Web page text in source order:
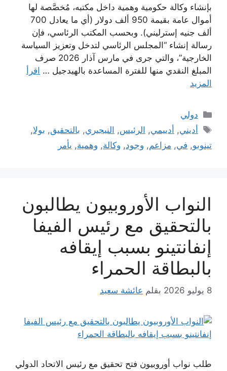
بإنشاء وكالة حكومية وهمية داخل مكتبه، مُخصَّصة لها
أموال عامة بقيمة 950 ألف دولار (أي ما يعادل 700
ألف جنيه إسترليني). وبحسب المكتب الرئاسي، فإن
رسالة إنشاء “المجلس الرئاسي لتدخل وتعزيز السياسة
الخارجية”، والتي جرى في مارس آذار 2026 صرف
المبلغ النقدي منها للفترة المساعدة بالهيدجيل … اقرأ
المزيد
التصنيفات
دولي
الوسوم
أديني, أدييمي, الرئيس, النيجيري, بالتحقيق, بولا,
تينوبو, في, مزاعم, وجود, وكالة, وهمية, يأمر
النواب الأوروبيون يطالبون
بالتحقيق مع رئيس الفيفا
إنفانتينو بسبب إيقافه
بالبطاقة الحمراء
8 يوليو 2026 بقلم عائشة سعيد
طلب نواب أوروبيون فتح تحقيق مع رئيس الاتحاد الدولي